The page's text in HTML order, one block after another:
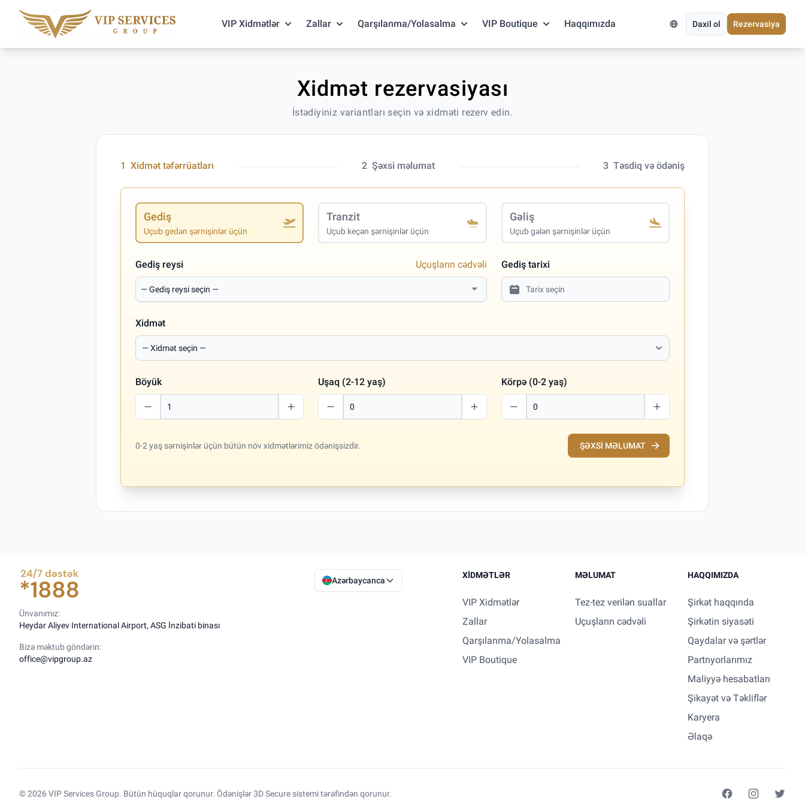
Daxil ol Rezervasiya
VIP Xidmətlər Zallar Qarşılanma/Yolasalma VIP Boutique Haqqımızda
Xidmət rezervasiyası
İstədiyiniz variantları seçin və xidməti rezerv edin.
1 Xidmət təfərrüatları 2 Şəxsi məlumat 3 Təsdiq və ödəniş
Gediş
Uçub gedən şərnişinlər üçün
Tranzit
Uçub keçən şərnişinlər üçün
Gəliş
Uçub gələn şərnişinlər üçün
Gediş reysi Uçuşların cədvəli Gediş tarixi
Xidmət
Böyük Uşaq (2-12 yaş) Körpə (0-2 yaş)
0-2 yaş sərnişinlər üçün bütün növ xidmətlərimiz ödənişsizdir. ŞƏXSI MƏLUMAT
Azərbaycanca
Ünvanımız:
Heydar Aliyev International Airport, ASG İnzibati binası
Bizə məktub göndərin:
office@vipgroup.az
XIDMƏTLƏR
VIP Xidmətlər
Zallar
Qarşılanma/Yolasalma
VIP Boutique
MƏLUMAT
Tez-tez verilən suallar
Uçuşların cədvəli
HAQQIMIZDA
Şirkət haqqında
Şirkətin siyasəti
Qaydalar və şərtlər
Partnyorlarımız
Maliyyə hesabatları
Şikayət və Təkliflər
Karyera
Əlaqə
© 2026 VIP Services Group. Bütün hüquqlar qorunur. Ödənişlər 3D Secure sistemi tərəfindən qorunur.